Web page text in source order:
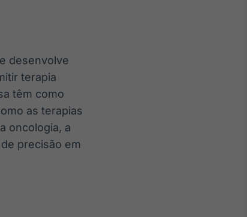
desenvolve
terapia
têm como
as terapias
oncologia, a
precisão em